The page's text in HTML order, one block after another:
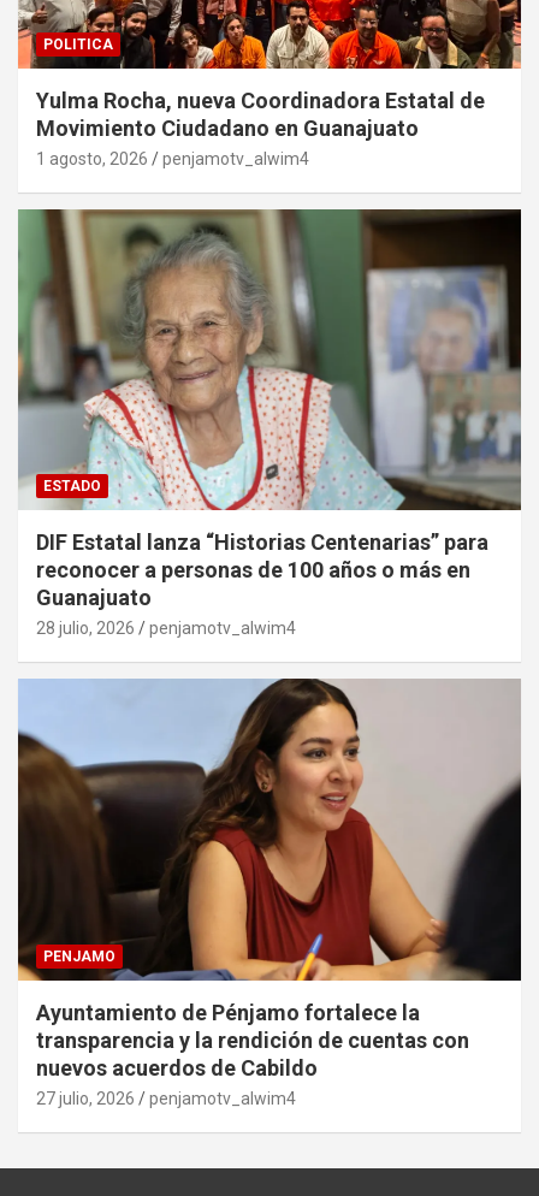
POLITICA
Yulma Rocha, nueva Coordinadora Estatal de
Movimiento Ciudadano en Guanajuato
1 agosto, 2026 penjamotv_alwim4
ESTADO
DIF Estatal lanza “Historias Centenarias” para
reconocer a personas de 100 años o más en
Guanajuato
28 julio, 2026 penjamotv_alwim4
PENJAMO
Ayuntamiento de Pénjamo fortalece la
transparencia y la rendición de cuentas con
nuevos acuerdos de Cabildo
27 julio, 2026 penjamotv_alwim4